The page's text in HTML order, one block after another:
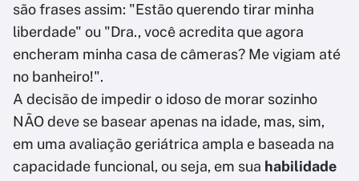
são frases assim: "Estão querendo tirar minha
liberdade" ou "Dra., você acredita que agora
encheram minha casa de câmeras? Me vigiam até
no banheiro!".
A decisão de impedir o idoso de morar sozinho
NÃO deve se basear apenas na idade, mas, sim,
em uma avaliação geriátrica ampla e baseada na
capacidade funcional, ou seja, em sua habilidade